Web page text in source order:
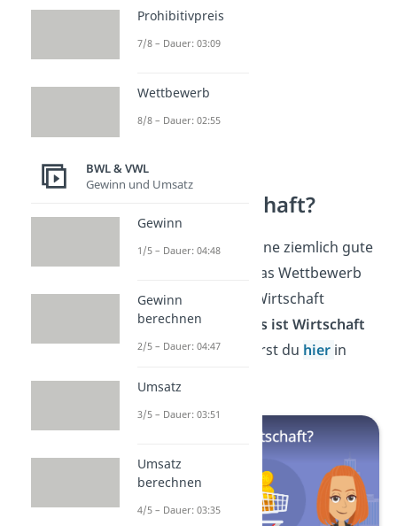
Was ist Wirtschaft?
Super, du hast jetzt eine ziemlich gute
Vorstellung davon, was Wettbewerb
ist und wie er in der Wirtschaft
funktioniert.
was ist Wirtschaft
eigentlich? Das erfährst du hier in
Prohibitivpreis
7/8 – Dauer: 03:09
Wettbewerb
8/8 – Dauer: 02:55
BWL & VWL
Gewinn und Umsatz
Gewinn
1/5 – Dauer: 04:48
Gewinn
berechnen
2/5 – Dauer: 04:47
Umsatz
3/5 – Dauer: 03:51
Umsatz
berechnen
4/5 – Dauer: 03:35